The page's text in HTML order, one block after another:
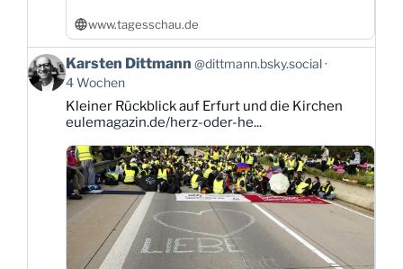
www.tagesschau.de
Beitrag
von
Karsten
Dittmann
Bluesky
ansehen
Karsten Dittmann @dittmann.bsky.social
4 Wochen
Kleiner Rückblick auf Erfurt und die Kirchen
eulemagazin.de/herz-oder-he...